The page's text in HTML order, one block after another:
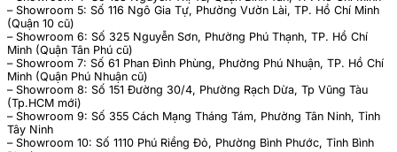
– Showroom 5: Số 116 Ngô Gia Tự, Phường Vườn Lài, TP. Hồ Chí Minh
(Quận 10 cũ)
– Showroom 6: Số 325 Nguyễn Sơn, Phường Phú Thạnh, TP. Hồ Chí
Minh (Quận Tân Phú cũ)
– Showroom 7: Số 61 Phan Đình Phùng, Phường Phú Nhuận, TP. Hồ Chí
Minh (Quận Phú Nhuận cũ)
– Showroom 8: Số 151 Đường 30/4, Phường Rạch Dừa, Tp Vũng Tàu
(Tp.HCM mới)
– Showroom 9: Số 355 Cách Mạng Tháng Tám, Phường Tân Ninh, Tỉnh
Tây Ninh
– Showroom 10: Số 1110 Phú Riềng Đỏ, Phường Bình Phước, Tỉnh Bình